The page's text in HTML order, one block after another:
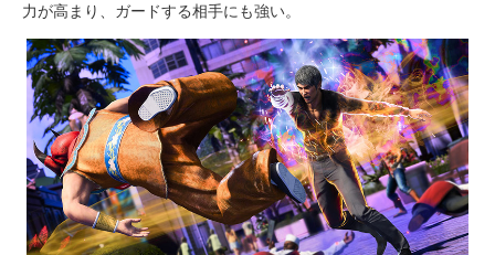
力が高まり、ガードする相手にも強い。